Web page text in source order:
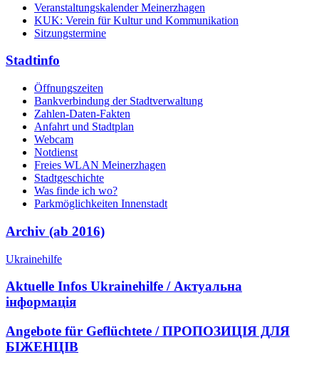
Veranstaltungskalender Meinerzhagen
KUK: Verein für Kultur und Kommunikation
Sitzungstermine
Stadtinfo
Öffnungszeiten
Bankverbindung der Stadtverwaltung
Zahlen-Daten-Fakten
Anfahrt und Stadtplan
Webcam
Notdienst
Freies WLAN Meinerzhagen
Stadtgeschichte
Was finde ich wo?
Parkmöglichkeiten Innenstadt
Archiv (ab 2016)
Ukrainehilfe
Aktuelle Infos Ukrainehilfe / Актуальна
інформація
Angebote für Geflüchtete / ПРОПОЗИЦІЯ ДЛЯ
БІЖЕНЦІВ